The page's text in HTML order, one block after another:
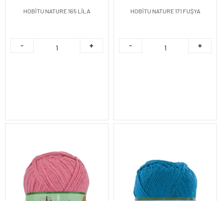
HOBİTU NATURE 165 LİLA HOBİTU NATURE 171 FUŞYA